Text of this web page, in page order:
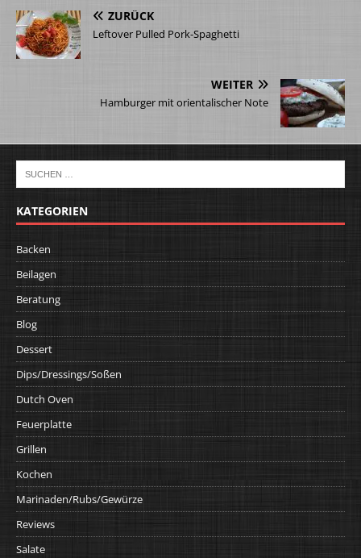
ZURÜCK
Leftover Pulled Pork-Spaghetti
WEITER
Hamburger mit orientalischer Note
KATEGORIEN
Backen
Beilagen
Beratung
Blog
Dessert
Dips/Dressings/Soßen
Dutch Oven
Feuerplatte
Grillen
Kochen
Marinaden/Rubs/Gewürze
Reviews
Salate